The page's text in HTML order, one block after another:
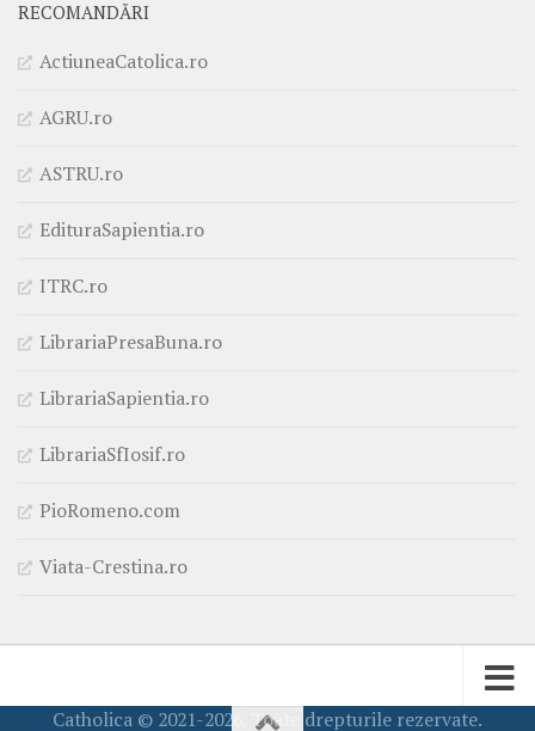
RECOMANDĂRI
ActiuneaCatolica.ro
AGRU.ro
ASTRU.ro
EdituraSapientia.ro
ITRC.ro
LibrariaPresaBuna.ro
LibrariaSapientia.ro
LibrariaSfIosif.ro
PioRomeno.com
Viata-Crestina.ro
Catholica © 2021-2026. Toate drepturile rezervate.